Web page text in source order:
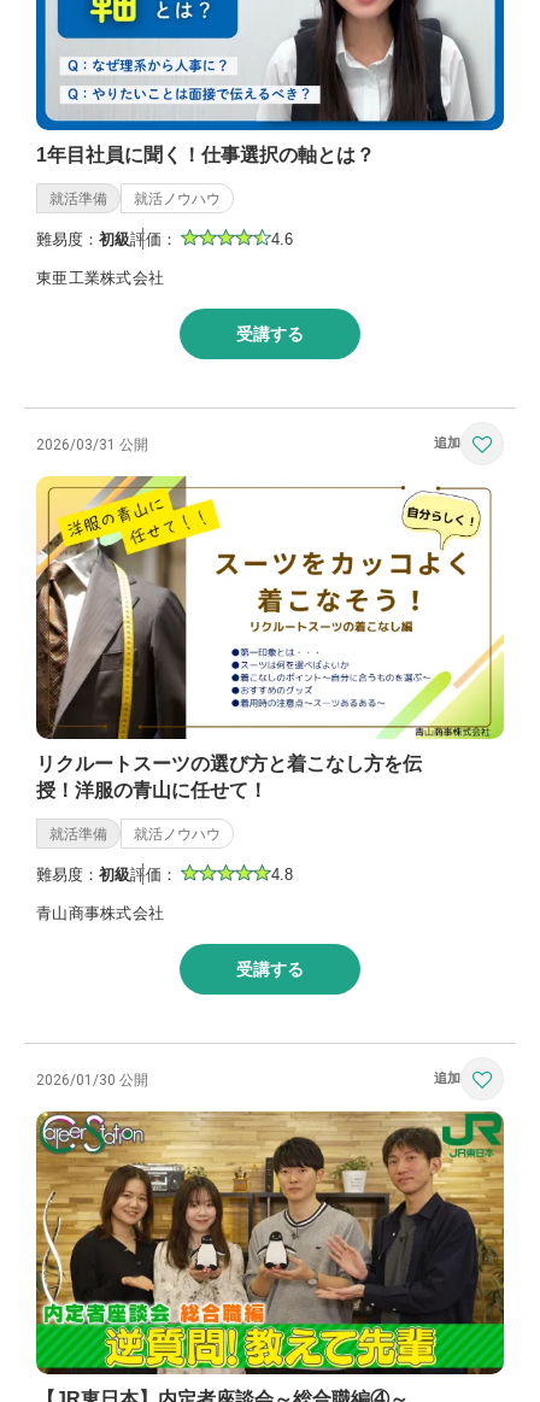
1年目社員に聞く！仕事選択の軸とは？
就活準備 就活ノウハウ
難易度： 初級評価： 4.6
東亜工業株式会社
受講する
2026/03/31 公開
リクルートスーツの選び方と着こなし方を伝
授！洋服の青山に任せて！
就活準備 就活ノウハウ
難易度： 初級評価： 4.8
青山商事株式会社
受講する
2026/01/30 公開